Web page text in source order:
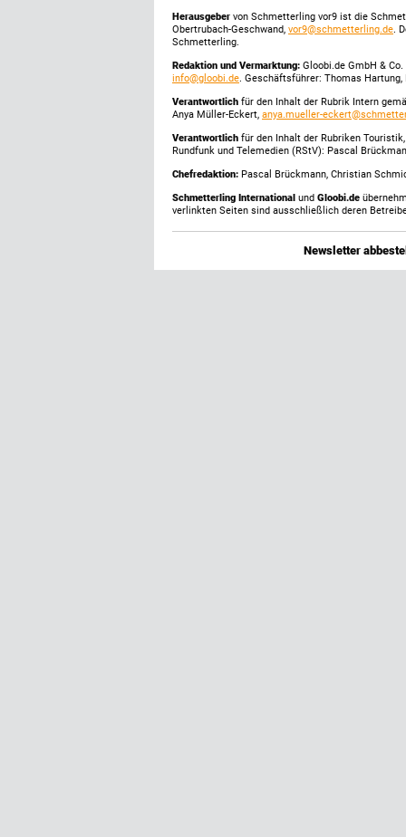
Herausgeber von Schmetterling vor9 ist die
Obertrubach-Geschwand, vor9@schmetterling.de.
Schmetterling.
Redaktion und Vermarktung: Gloobi.de GmbH &
info@gloobi.de. Geschäftsführer: Thomas
Verantwortlich für den Inhalt der Rubrik Intern
Anya Müller-Eckert, anya.mueller-
Verantwortlich für den Inhalt der Rubriken
Rundfunk und Telemedien (RStV): Pascal
Chefredaktion: Pascal Brückmann, Christian
Schmetterling International und Gloobi.de
verlinkten Seiten sind ausschließlich deren
Newsletter